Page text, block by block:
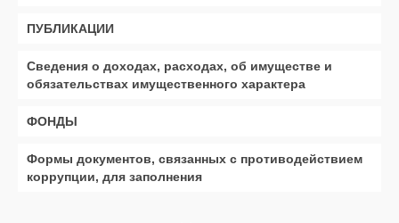
ПУБЛИКАЦИИ
Сведения о доходах, расходах, об имуществе и
обязательствах имущественного характера
ФОНДЫ
Формы документов, связанных с противодействием
коррупции, для заполнения